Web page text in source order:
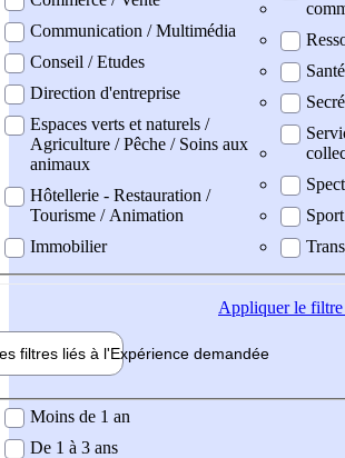
Communication / Multimédia
Conseil / Etudes
Direction d'entreprise
Espaces verts et naturels /
Agriculture / Pêche / Soins aux
animaux
Hôtellerie - Restauration /
Tourisme / Animation
Immobilier
Santé
Sport
Appliquerle filtre
filtres liés à l'Expérience demandée
demandée
Moins de 1 an
De 1 à 3 ans